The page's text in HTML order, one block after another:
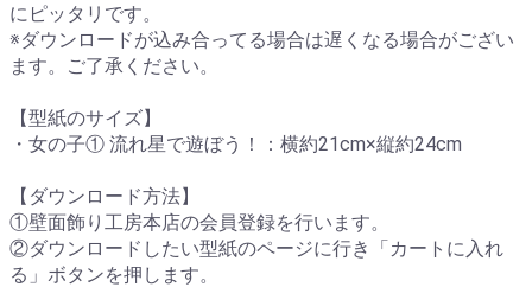
にピッタリです。
※ダウンロードが込み合ってる場合は遅くなる場合がござい
ます。ご了承ください。
【型紙のサイズ】
・女の子① 流れ星で遊ぼう！：横約21cm×縦約24cm
【ダウンロード方法】
①壁面飾り工房本店の会員登録を行います。
②ダウンロードしたい型紙のページに行き「カートに入れ
る」ボタンを押します。